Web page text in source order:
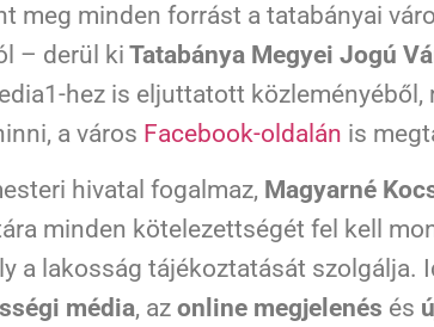
meg minden forrást a tatabányai
– derül ki Tatabánya Megyei Jogú
hez is eljuttatott közleményéből,
a város Facebook-oldalán is
hivatal fogalmaz, Magyarné
minden kötelezettségét fel kell
a lakosság tájékoztatását szolgálja.
média, az online megjelenés és